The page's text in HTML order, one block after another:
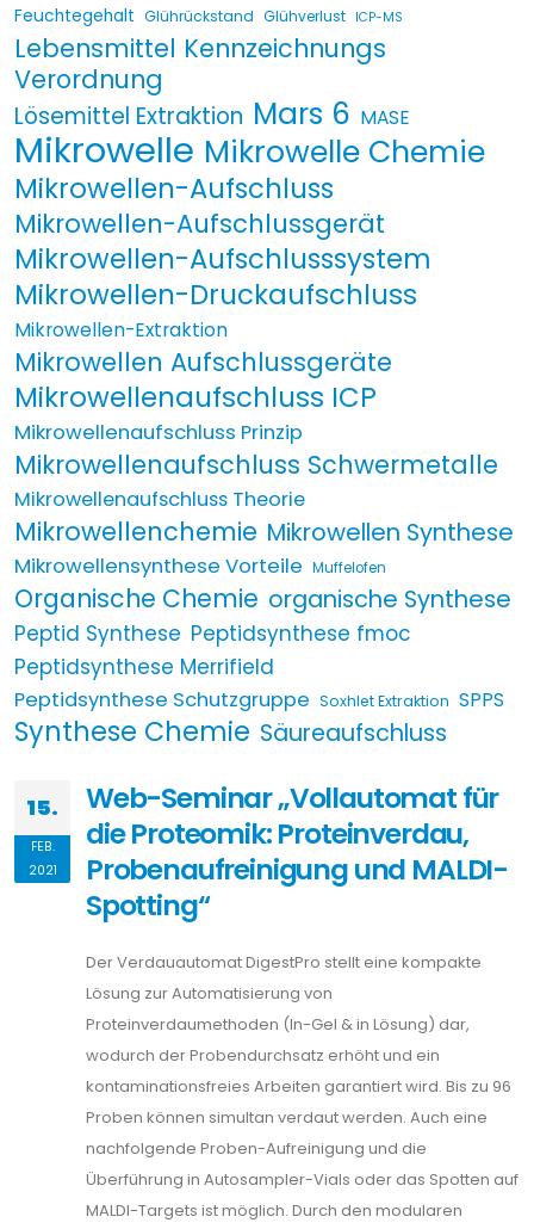
Feuchtegehalt Glührückstand Glühverlust ICP-MS
Lebensmittel Kennzeichnungs
Verordnung
Lösemittel Extraktion Mars 6 MASE
Mikrowelle Mikrowelle Chemie
Mikrowellen-Aufschluss
Mikrowellen-Aufschlussgerät
Mikrowellen-Aufschlusssystem
Mikrowellen-Druckaufschluss
Mikrowellen-Extraktion
Mikrowellen Aufschlussgeräte
Mikrowellenaufschluss ICP
Mikrowellenaufschluss Prinzip
Mikrowellenaufschluss Schwermetalle
Mikrowellenaufschluss Theorie
Mikrowellenchemie Mikrowellen Synthese
Mikrowellensynthese Vorteile Muffelofen
Organische Chemie organische Synthese
Peptid Synthese Peptidsynthese fmoc
Peptidsynthese Merrifield
Peptidsynthese Schutzgruppe Soxhlet Extraktion SPPS
Synthese Chemie Säureaufschluss
15.
FEB.
2021
Web-Seminar „Vollautomat für
die Proteomik: Proteinverdau,
Probenaufreinigung und MALDI-
Spotting“
Der Verdauautomat DigestPro stellt eine kompakte
Lösung zur Automatisierung von
Proteinverdaumethoden (In-Gel & in Lösung) dar,
wodurch der Probendurchsatz erhöht und ein
kontaminationsfreies Arbeiten garantiert wird. Bis zu 96
Proben können simultan verdaut werden. Auch eine
nachfolgende Proben-Aufreinigung und die
Überführung in Autosampler-Vials oder das Spotten auf
MALDI-Targets ist möglich. Durch den modularen